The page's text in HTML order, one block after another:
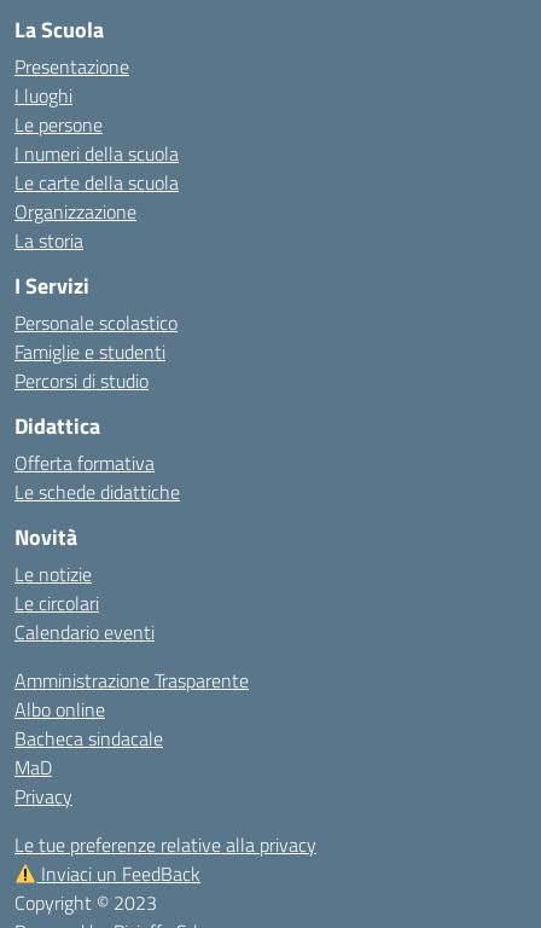
La Scuola
Presentazione
I luoghi
Le persone
I numeri della scuola
Le carte della scuola
Organizzazione
La storia
I Servizi
Personale scolastico
Famiglie e studenti
Percorsi di studio
Didattica
Offerta formativa
Le schede didattiche
Novità
Le notizie
Le circolari
Calendario eventi
Amministrazione Trasparente
Albo online
Bacheca sindacale
MaD
Privacy
Le tue preferenze relative alla privacy
Inviaci un FeedBack
Copyright © 2023